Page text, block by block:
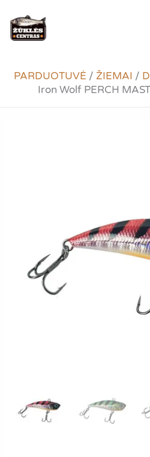
prie
turinio
PARDUOTUVĖ / ŽIEMAI /
Iron Wolf PERCH